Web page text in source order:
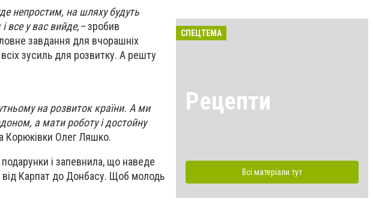
непростим, на шляху будуть
все у вас вийде,–зробив
завдання для вчорашніх
зусиль для розвитку. А решту
на розвиток країни. А ми
а мати роботу і достойну
Корюківки Олег Ляшко.
і запевнила, що наведе
від Карпат до Донбасу. Щоб молодь
СПЕЦТЕМА
Рецепти
Всі матеріали тут